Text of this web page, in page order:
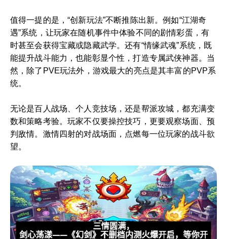
值得一提的是，“创新玩法”不断推陈出新。例如“江湖奇
遇”系统，让玩家在随机事件中体验不同的剧情彩蛋，有
时甚至会获得宝藏或隐藏武学。还有“情缘武魂”系统，既
能提升战斗能力，也能彰显个性，打造专属武侠神器。当
然，除了PVE玩法外，游戏最大的亮点是其丰富的PVP系
统。
无论是百人战场、个人竞技场，还是帮派攻城，都充满变
数和策略考验。玩家不仅要操控技巧，更要观察场面、预
判敌情。激情四射的对战场面，点燃每一位玩家的战斗欲
望。